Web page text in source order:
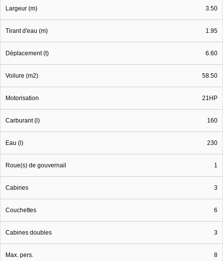
Largeur (m) 3.50
Tirant d'eau (m) 1.95
Déplacement (t) 6.60
Voilure (m2) 58.50
Motorisation 21HP
Carburant (l) 160
Eau (l) 230
Roue(s) de gouvernail 1
Cabines 3
Couchettes 6
Cabines doubles 3
Max. pers. 8